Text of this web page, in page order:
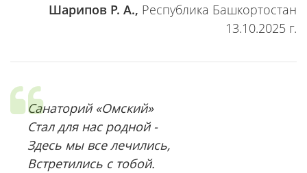
Шарипов Р. А., Республика Башкортостан
13.10.2025 г.
Санаторий «Омский»
Стал для нас родной -
Здесь мы все лечились,
Встретились с тобой.